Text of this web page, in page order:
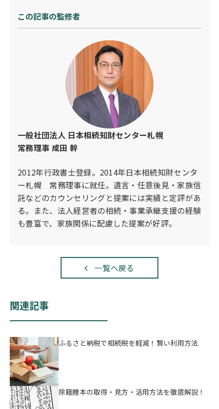
次に、建物の登記手続きを行います。未登記建物
の場合、まず「建物表題登記」を行って建物自体
を法務局に登録します。その後、相続人の名義で
「所有権保存登記」を行うことで、相続人の名義
で正式に登記され、所有権が法的に保護されま
す。これにより、登記が完了した建物は法務局で
管理されるようになり、相続人名義の所有物とし
ての権利が法的に認められることになります。こ
うした手続きを完了することで、将来的な所有権
の証明やトラブル回避に備えることができるので
す。
三者が建物を占有したり、相続人以外の者が所有
権を主張する可能性も考えられ、適切な対応が取
さらに、相続手続きを長期間放置すると、その間
に相続人が増える可能性もあります。時間の経過
に伴い、相続人が亡くなって次世代の相続が発生
することもあり、その結果、登記手続きがより一
層複雑化します。相続人が増えれば増えるほど、
話し合いの場が難しくなり、登記手続きもスムー
ズに進まなくなります。そのため、相続が発生し
た際には早めに登記手続きを行い、法的な権利を
確保することが望ましいです。
そして、2024年4月からは相続登記が義務化され
ており、正当な理由なく登記を怠った場合には法
律違反となり、過料（罰金）を科される可能性が
あります。つまり、未登記建物をそのまま相続す
ると、単なる手続き上の問題にとどまらず、法的
登記をおすすめいたします。
な書類となります。また、建物の位置や構造など
を法務局に登録するため、「建物図面」や「各階
す。これらの書類は、相続手続きのための重要な
証明書類であり、正確に準備しておくことが求め
これらの書類は、市区町村の役所や法務局で取得
することができます。住民票や戸籍謄本などの証
明書類は、役所で交付申請を行うことで取得可能
です。登記手続きをスムーズに進めるため、申請
書類の記載方法に不安がある場合は、司法書士に
相談することで、書類の正確な記載方法について
アドバイスを受けることができます。司法書士の
サポートを受けることで、書類の不備を防ぎ、無
駄な手戻りを避けられるため、時間と労力を節約
することができます。
スもありますが、条件によっては 半年〜1年以上
かかる こともあります。
1. スムーズに進む場合（目安：1〜2か月）
・相続人が少ない
・遺産分割協議が問題なく進む
・遺言書が有効で、内容に争いがない
・必要書類（戸籍謄本、固定資産税評価証明書
など）がすぐに揃う
このような場合は、登記申請から完了まで1〜2
か月程度で済むことが多いです。
・相続人が多い
・遺言書がない、または無効である
・遺産分割協議に時間がかかる
・不動産が複数の地域にある
特に、相続人同士の話し合いがまとまらない場合
かることもあり、その間は相続登記を行えませ
ん。審判に至ればさらに長期化し、解決までに数
合、各手続きごとに費用が発生します。たとえ
ば、司法書士に依頼する場合は、登記にかかる登
手数料が必要です。司法書士の報酬額は建物の評
価額や手続きの複雑さによって異なるため、依頼
前に見積もりを確認しておくことが重要です。特
に登記に関する手数料がどのように計算されるの
か、依頼前に詳細な説明を受けることで、後から
追加費用が発生するリスクを抑えることができま
まず最初に日本相続知財センター札幌にご相談い
ただくと、各専門家が担う業務や費用の内訳につ
いて詳しく案内を受けられるため、安心して相続
手続きを進められます。日本相続知財センター札
幌では、初めての方でもわかりやすく丁寧に解説
し、相続の流れや手続きの手順についても的確な
アドバイスを提供します。こうしたサポートによ
り、必要な手続きを漏れなく把握できるため、ス
この記事の監修者
一般社団法人 日本相続知財センター札幌
常務理事 成田 幹
2012年行政書士登録。2014年日本相続知財センタ
ー札幌 常務理事に就任。遺言・任意後見・家族信
託などのカウンセリングと提案には実績と定評があ
る。また、法人経営者の相続・事業承継支援の経験
も豊富で、家族関係に配慮した提案が好評。
一覧へ戻る
関連記事
ふるさと納税で相続税を軽減！賢い利用方法
除籍謄本の取得・見方・活用方法を徹底解説！